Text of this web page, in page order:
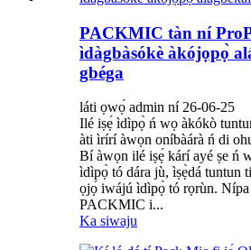
PACKMIC tàn ní
ìdàgbàsókè àkójọpọ̀
gbéga
láti ọwọ́ admin ní 26-06-25
Ilé iṣẹ́ ìdìpọ̀ ń wọ àkókò
àti ìrírí àwọn oníbàárà ń di
Bí àwọn ilé iṣẹ́ kárí ayé ṣe ń
ìdìpọ̀ tó dára jù, ìṣẹ̀dá tuntun
ọjọ́ iwájú ìdìpọ̀ tó rọrùn.
PACKMIC i...
Ka siwaju